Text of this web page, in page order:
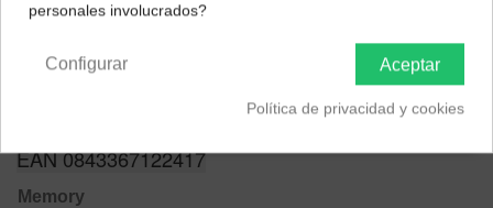
EAN 0843367122417
Memory
personales involucrados?
Aceptar
Configurar
Política de privacidad y cookies